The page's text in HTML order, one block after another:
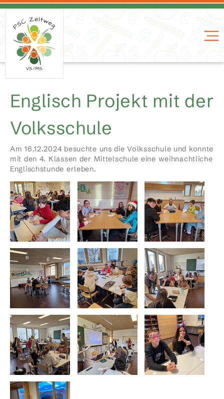
Englisch Projekt mit der
Volksschule
Am 16.12.2024 besuchte uns die Volksschule und konnte
mit den 4. Klassen der Mittelschule eine weihnachtliche
Englischstunde erleben.